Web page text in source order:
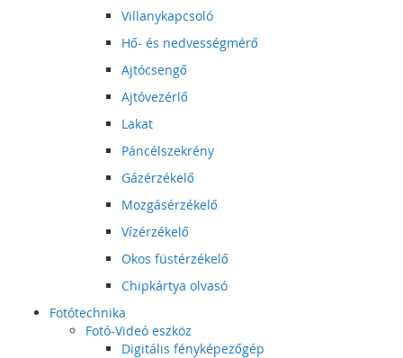
Villanykapcsoló
Hő- és nedvességmérő
Ajtócsengő
Ajtóvezérlő
Lakat
Páncélszekrény
Gázérzékelő
Mozgásérzékelő
Vízérzékelő
Okos füstérzékelő
Chipkártya olvasó
Fotótechnika
Fotó-Videó eszköz
Digitális fényképezőgép